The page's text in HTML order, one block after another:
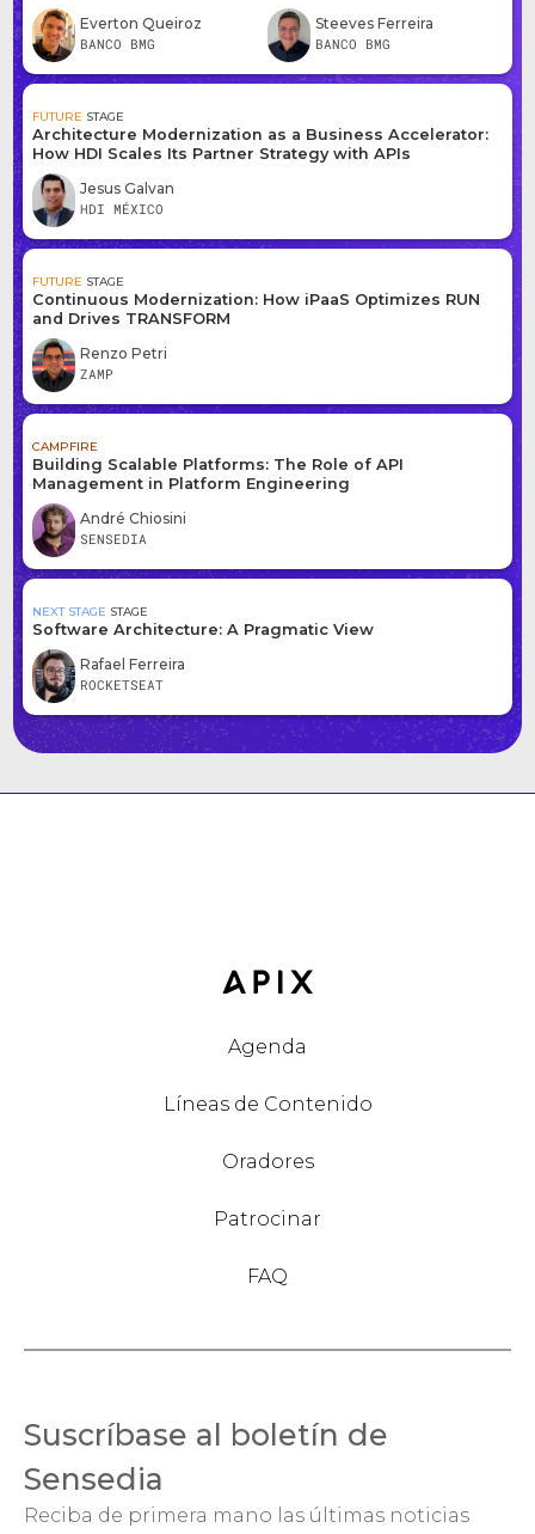
Everton Queiroz
BANCO BMG
Steeves Ferreira
BANCO BMG
FUTURE STAGE
Architecture Modernization as a Business Accelerator:
How HDI Scales Its Partner Strategy with APIs
Jesus Galvan
HDI MÉXICO
FUTURE STAGE
Continuous Modernization: How iPaaS Optimizes RUN
and Drives TRANSFORM
Renzo Petri
ZAMP
CAMPFIRE
Building Scalable Platforms: The Role of API
Management in Platform Engineering
André Chiosini
SENSEDIA
NEXT STAGE STAGE
Software Architecture: A Pragmatic View
Rafael Ferreira
ROCKETSEAT
Agenda
Líneas de Contenido
Oradores
Patrocinar
FAQ
Suscríbase al boletín de
Sensedia
Reciba de primera mano las últimas noticias